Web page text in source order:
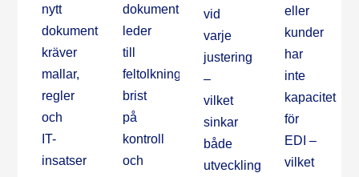
nytt
dokument
kräver
mallar,
regler
och
IT-
insatser
dokumentlayouter
leder
till
feltolkningar,
brist
på
kontroll
och
vid
varje
justering
–
vilket
sinkar
både
utveckling
eller
kunder
har
inte
kapacitet
för
EDI –
vilket